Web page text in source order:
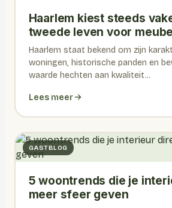
Haarlem kiest steeds
tweede leven voor
Haarlem staat bekend om zijn
woningen, historische panden en
waarde hechten aan kwaliteit...
Lees meer
GASTBLOG
5 woontrends die je
meer sfeer geven